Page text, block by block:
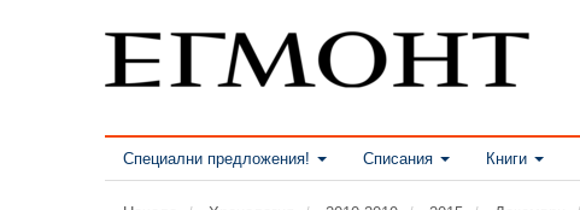
Специални предложения! Списания Книги